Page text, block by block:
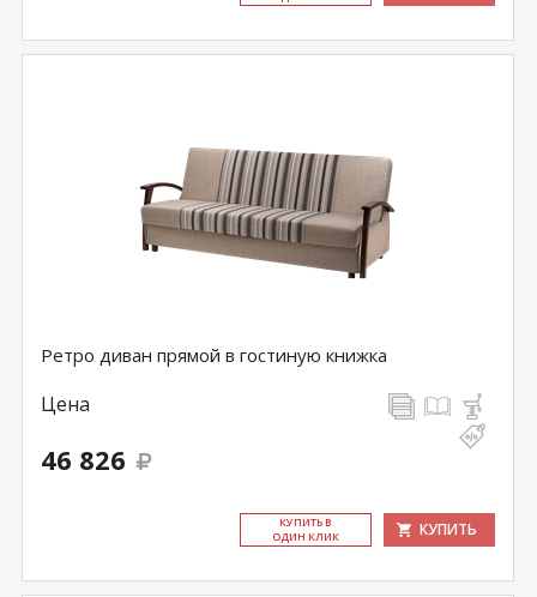
Ретро диван прямой в гостиную книжка
Цена
46 826
КУ­ПИТЬ В
ОДИН КЛИК
КУПИТЬ